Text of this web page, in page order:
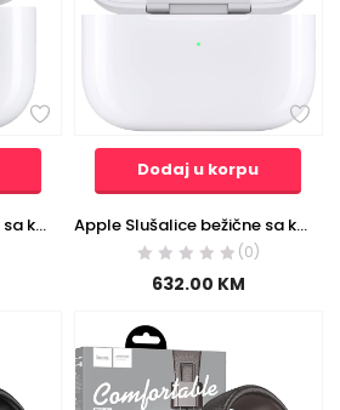
Apple Slušalice bežične sa kutijicom za punjenje, Bluetooth – Apple AirPods 4
Dodaj u korpu
Apple Slušalice bežične sa kutijicom za punjenje, Bluetooth, USB-C – AirPods 2 2en Gen. (2023)
(0)
632.00 KM